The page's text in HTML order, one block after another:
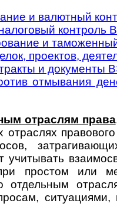
и валютный
контроль
и
проектов,
и документы
отмывания
отраслям права
учитывать
простом или
отдельным